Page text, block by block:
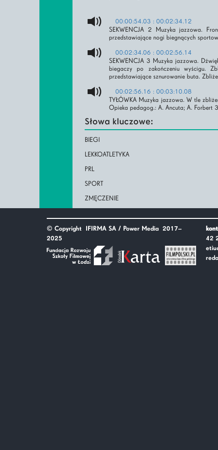
00:00:54.03 : 00:02:34.12
SEKWENCJA 2 Muzyka jazzowa.
przedstawiające nogi biegnących
00:02:34.06 : 00:02:56.14
SEKWENCJA 3 Muzyka jazzowa.
biegaczy po zakończeniu wyścigu.
przedstawiające sznurowanie buta.
00:02:56.16 : 00:03:10.08
TYŁÓWKA Muzyka jazzowa. W tle
Opieka pedagog.: A. Ancuta; A. Forbert
Słowa kluczowe:
BIEGI
LEKKOATLETYKA
PRL
SPORT
ZMĘCZENIE
© Copyright IFIRMA SA / Power Media 2017–
2025
42